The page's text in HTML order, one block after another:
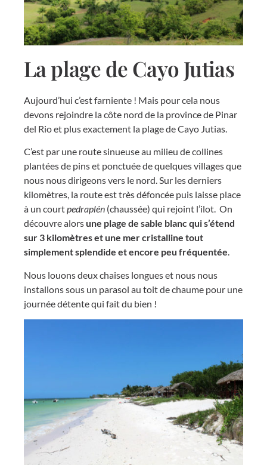
La plage de Cayo Jutias
Aujourd’hui c’est farniente ! Mais pour cela nous
devons rejoindre la côte nord de la province de Pinar
del Rio et plus exactement la plage de Cayo Jutias.
C’est par une route sinueuse au milieu de collines
plantées de pins et ponctuée de quelques villages que
nous nous dirigeons vers le nord. Sur les derniers
kilomètres, la route est très défoncée puis laisse place
à un courtpedraplén (chaussée) qui rejoint l’ilot. On
découvre alors une plage de sable blanc qui s’étend
sur 3 kilomètres et une mer cristalline tout
simplement splendide et encore peu fréquentée.
Nous louons deux chaises longues et nous nous
installons sous un parasol au toit de chaume pour une
journée détente qui fait du bien !